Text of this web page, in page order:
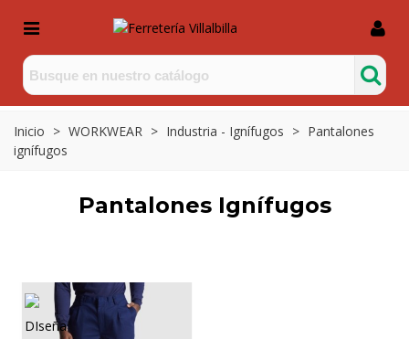
Inicio > WORKWEAR > Industria - Ignífugos > Pantalones
ignífugos
Pantalones Ignífugos